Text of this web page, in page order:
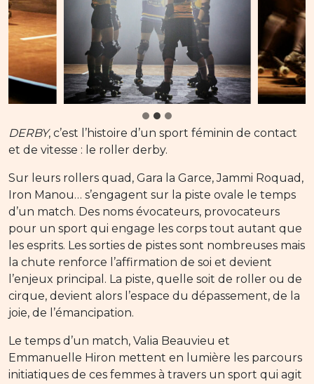
DERBY, c’est l’histoire d’un sport féminin de contact
et de vitesse : le roller derby.
Sur leurs rollers quad, Gara la Garce, Jammi Roquad,
Iron Manou… s’engagent sur la piste ovale le temps
d’un match. Des noms évocateurs, provocateurs
pour un sport qui engage les corps tout autant que
les esprits. Les sorties de pistes sont nombreuses mais
la chute renforce l’affirmation de soi et devient
l’enjeux principal. La piste, quelle soit de roller ou de
cirque, devient alors l’espace du dépassement, de la
joie, de l’émancipation.
Le temps d’un match, Valia Beauvieu et
Emmanuelle Hiron mettent en lumière les parcours
initiatiques de ces femmes à travers un sport qui agit